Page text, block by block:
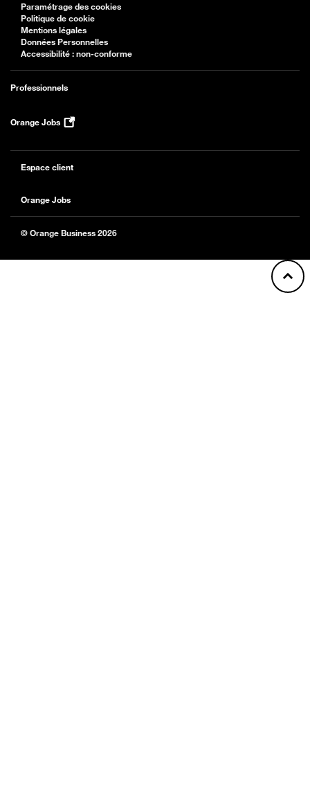
Paramétrage des cookies
Politique de cookie
Mentions légales
Données Personnelles
Accessibilité : non-conforme
Professionnels
Orange Jobs
Espace client
Orange Jobs
© Orange Business 2026